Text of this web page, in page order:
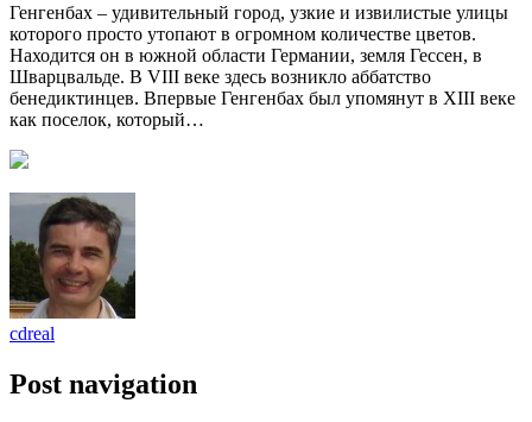
Генгенбах – удивительный город, узкие и извилистые улицы
которого просто утопают в огромном количестве цветов.
Находится он в южной области Германии, земля Гессен, в
Шварцвальде. В VIII веке здесь возникло аббатство
бенедиктинцев. Впервые Генгенбах был упомянут в XIII веке
как поселок, который…
cdreal
Post navigation